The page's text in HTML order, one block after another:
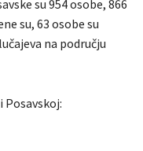
su 954 osobe, 866
su, 63 osobe su
na području